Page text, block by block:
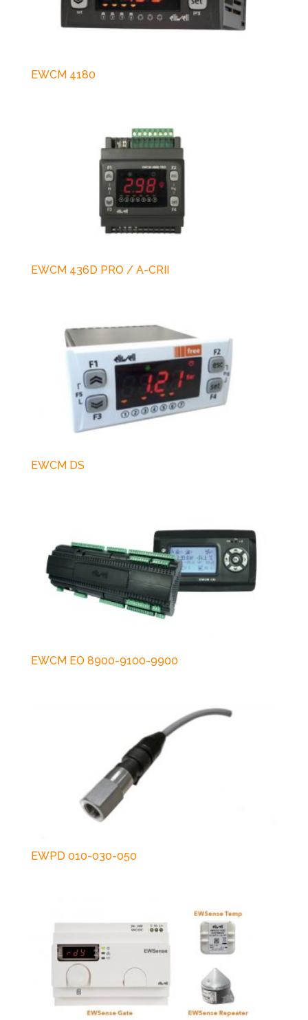
EWCM 4180
EWCM 436D PRO / A-CRII
EWCM DS
EWCM EO 8900-9100-9900
EWPD 010-030-050